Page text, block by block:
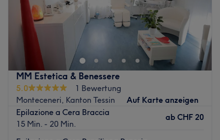
MM Estetica & Benessere
5.0
1 Bewertung
Monteceneri, Kanton Tessin
Auf Karte anzeigen
Epilazione a Cera Braccia
15 Min. - 20 Min.
ab CHF 20